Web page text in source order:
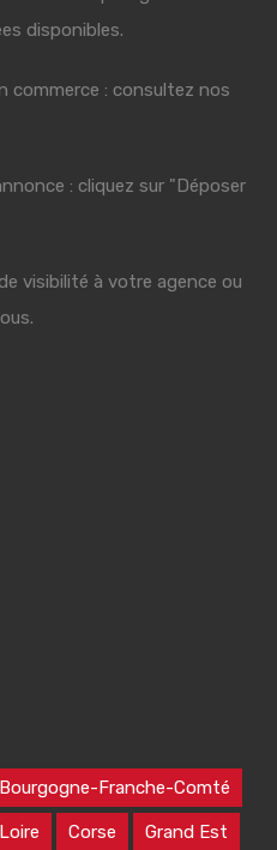
disponibles.
commerce : consultez nos
: cliquez sur "Déposer
visibilité à votre agence ou
Bourgogne-Franche-Comté
Corse Grand Est